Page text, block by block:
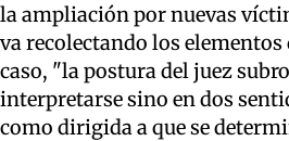
la ampliación por nuevas
va recolectando los elementos
caso, "la postura del juez
interpretarse sino en dos
como dirigida a que se